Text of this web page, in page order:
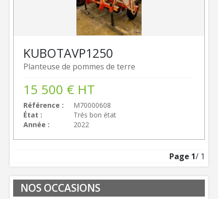
Planteuse de pommes de terre
KUBOTAVP1250
Référence
M70000608
État
Trés bon état
Année
2022
15 500 € HT
Page 1/ 1
NOS OCCASIONS